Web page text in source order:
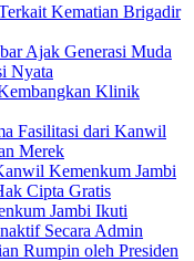
Kematian Brigadir
Ajak Generasi Muda
Nyata
Klinik
Fasilitasi dari Kanwil
Merek
Kemenkum Jambi
Cipta Gratis
Jambi Ikuti
Secara Admin
Rumpin oleh Presiden